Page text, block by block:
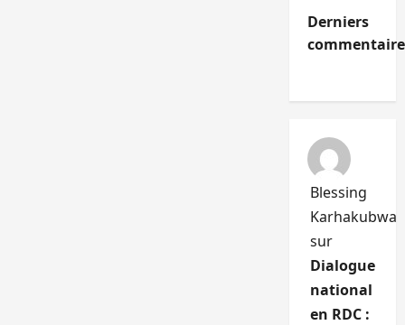
Derniers
Blessing
Karhakubwa
sur
Dialogue
national
en RDC :